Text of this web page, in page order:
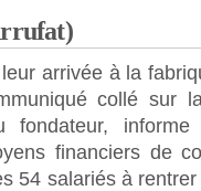
arrivée à la
collé sur
fondateur,
financiers de
54 salariés à